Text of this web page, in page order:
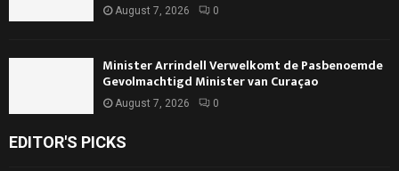
August 7, 2026 0
Minister Arrindell Verwelkomt de Pasbenoemde
Gevolmachtigd Minister van Curaçao
August 7, 2026 0
EDITOR'S PICKS